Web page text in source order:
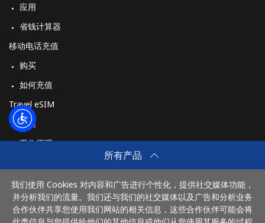
所有产品
我们使用 Cookies 对内容和广告进行个性化，提供社交媒体功能，
并分析我们的流量。我们还与我们的社交媒体以及广告和分析业务
合作伙伴共享您使用我们网站的相关信息，这些合作伙伴可能会将
应用
省钱计算器
移动电话充值
购买
如何充值
Travel eSIM
购买
工作原理
付款方式：